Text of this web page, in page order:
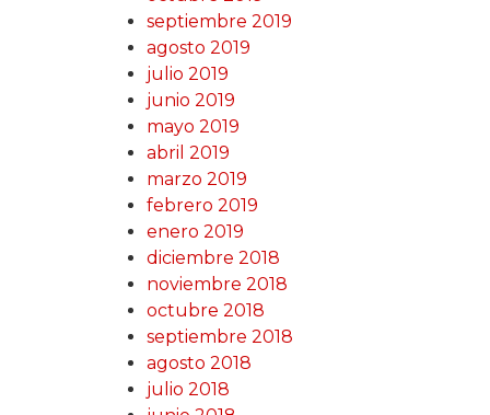
septiembre 2019
agosto 2019
julio 2019
junio 2019
mayo 2019
abril 2019
marzo 2019
febrero 2019
enero 2019
diciembre 2018
noviembre 2018
octubre 2018
septiembre 2018
agosto 2018
julio 2018